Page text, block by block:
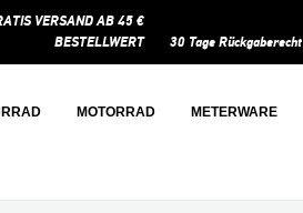
VERSAND AB 45 €
BESTELLWERT
30 Tage Rückgaberecht
MOTORRAD METERWARE